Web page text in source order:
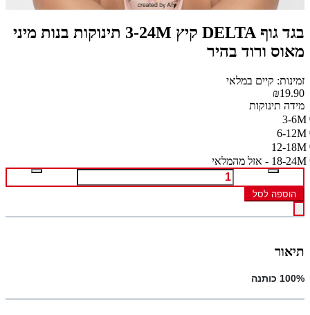
בגד גוף DELTA קיץ 3-24M תינוקות בנות מיני
מאוס ורוד בהיר
זמינות: קיים במלאי
₪19.90
מידה תינוקות
3-6M
6-12M
12-18M
18-24M - אזל מהמלאי
הוספה לסל
תיאור
100% כותנה